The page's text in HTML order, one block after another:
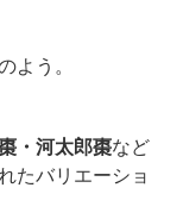
よう。
・河太郎棗など
たバリエーショ